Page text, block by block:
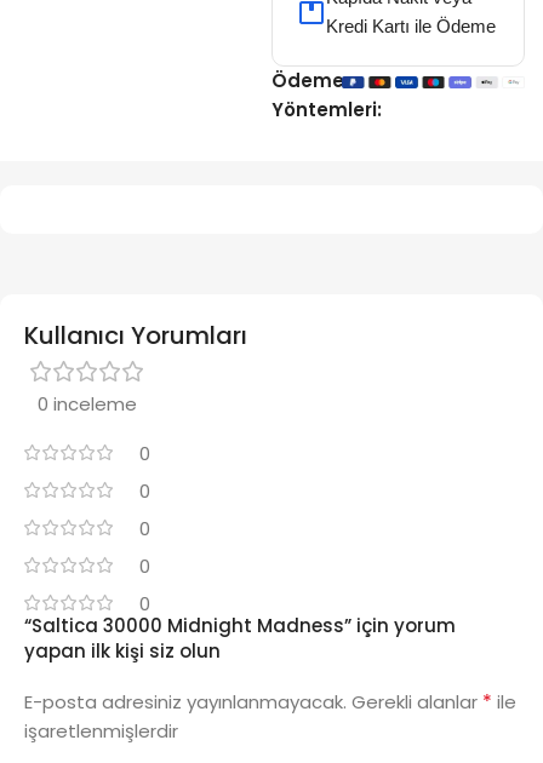
Kredi Kartı ile Ödeme
Ödeme
Yöntemleri:
Kullanıcı Yorumları
0 inceleme
0
0
0
0
0
“Saltica 30000 Midnight Madness” için yorum
yapan ilk kişi siz olun
E-posta adresiniz yayınlanmayacak. Gerekli alanlar * ile
işaretlenmişlerdir